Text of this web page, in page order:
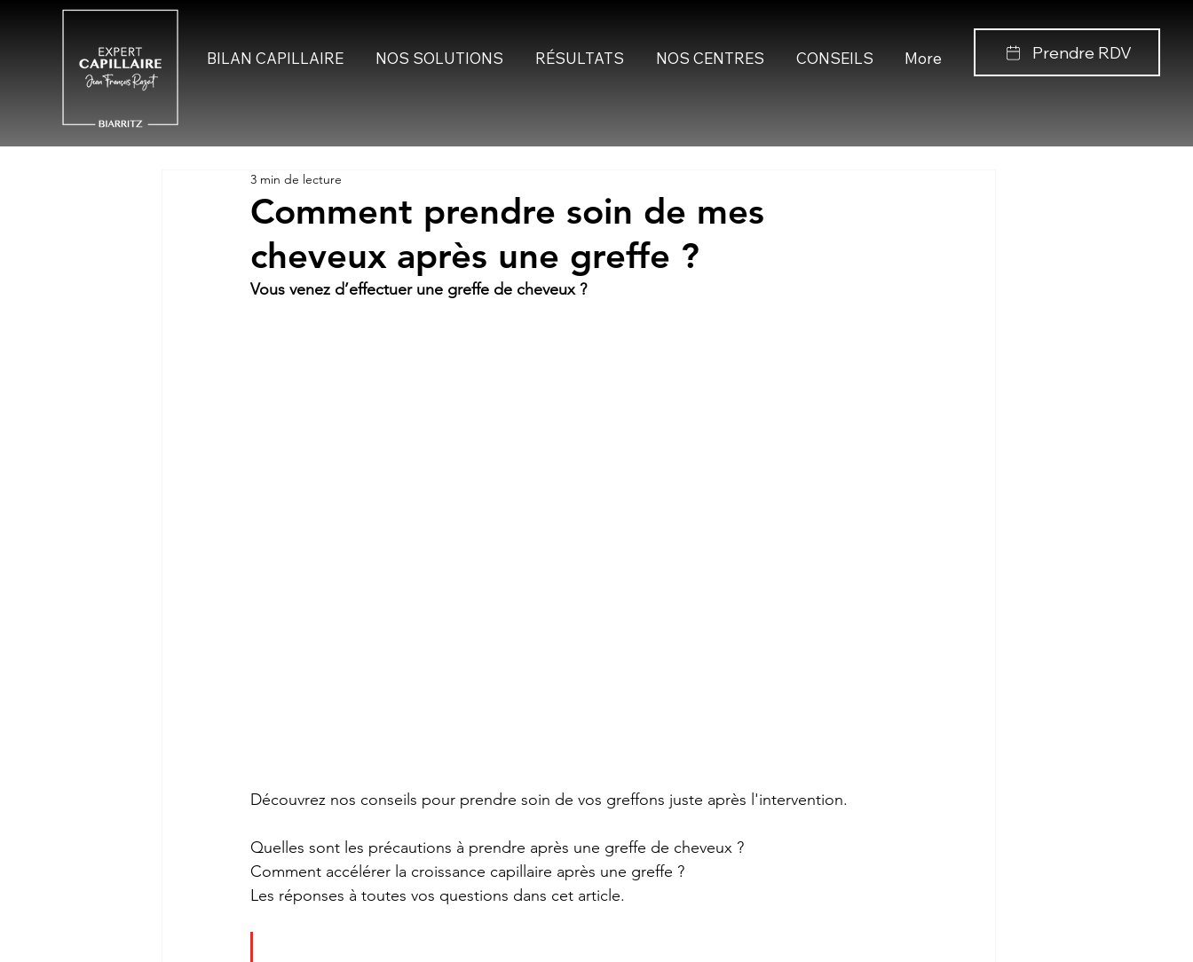
Prendre RDV
BILAN CAPILLAIRE NOS SOLUTIONS RÉSULTATS NOS CENTRES CONSEILS More
Comment prendre soin de mes
cheveux après une greffe ?
3 min de lecture
Vous venez d’effectuer une greffe de cheveux ?
Découvrez nos conseils pour prendre soin de vos greffons juste après l'intervention.
Quelles sont les précautions à prendre après une greffe de cheveux ?
Comment accélérer la croissance capillaire après une greffe ?
Les réponses à toutes vos questions dans cet article.